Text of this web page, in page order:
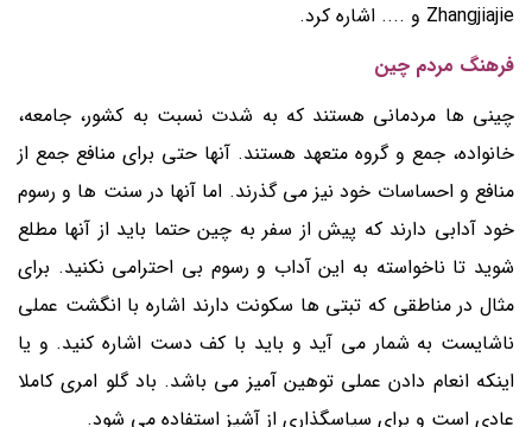
Zhangjiajie و .... اشاره کرد.
فرهنگ مردم چین
چینی ها مردمانی هستند که به شدت نسبت به کشور، جامعه،
خانواده، جمع و گروه متعهد هستند. آنها حتی برای منافع جمع از
منافع و احساسات خود نیز می گذرند. اما آنها در سنت ها و رسوم
خود آدابی دارند که پیش از سفر به چین حتما باید از آنها مطلع
شوید تا ناخواسته به این آداب و رسوم بی احترامی نکنید. برای
مثال در مناطقی که تبتی ها سکونت دارند اشاره با انگشت عملی
ناشایست به شمار می آید و باید با کف دست اشاره کنید. و یا
اینکه انعام دادن عملی توهین آمیز می باشد. باد گلو امری کاملا
عادی است و برای سپاسگذاری از آشپز استفاده می شود.